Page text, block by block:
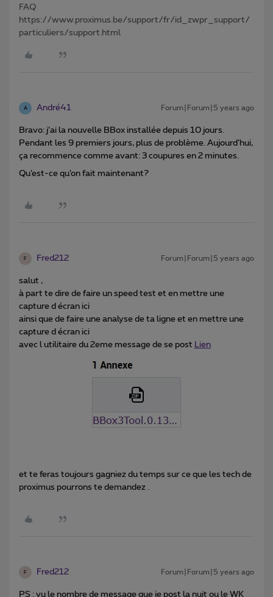
FAQ
https://www.proximus.be/support/fr/id_zwpr_support/
particuliers/support.html
A André41 Forum|Forum|5 years ago
Bravo: j’ai la nouvelle BBox installée depuis 10 jours.
Pendant les 9 premiers jours, plus de problème. Aujourd’hui,
ça recommence comme avant: 3 coupures en 2 minutes.
Qu’est-ce qu’on fait maintenant?
F Fred212 Forum|Forum|5 years ago
salut ,
à part te dire de faire un speed test et en mettre une
capture d écran ici
ainsi que de faire une analyse de ta ligne et en mettre une
capture d écran ici
avec l utilitaire du 2eme message de se post Lien
et te feras toujours gagniez du temps sur ce que les tech de
proximus pourrons te demandez .
F Fred212 Forum|Forum|5 years ago
PS : vu le nombre de message que je post la nuit ou le WK